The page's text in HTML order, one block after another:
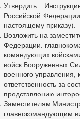
Утвердить
Российской
настоящему приказу).
Возложить на
Федерации,
командующих
войск Вооруженных
военного управления,
ответственность за
представлению
Заместителям
главнокомандующим